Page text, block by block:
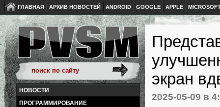
ГЛАВНАЯ АРХИВ НОВОСТЕЙ ANDROID GOOGLE APPLE
НОВОСТИ
ПРОГРАММИРОВАНИЕ
экран
2025-05-09 в